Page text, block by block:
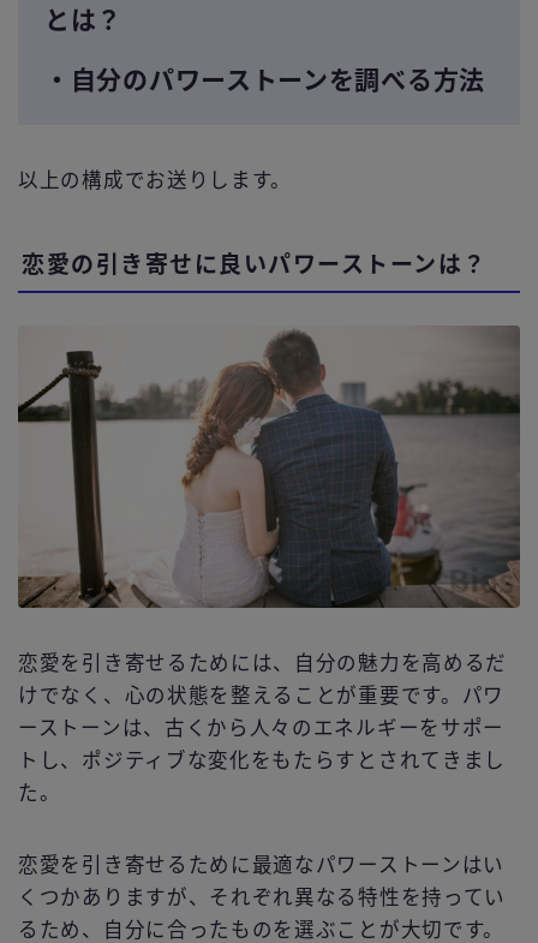
とは？
・自分のパワーストーンを調べる方法
以上の構成でお送りします。
恋愛の引き寄せに良いパワーストーンは？
恋愛を引き寄せるためには、自分の魅力を高めるだ
けでなく、心の状態を整えることが重要です。パワ
ーストーンは、古くから人々のエネルギーをサポー
トし、ポジティブな変化をもたらすとされてきまし
た。
恋愛を引き寄せるために最適なパワーストーンはい
くつかありますが、それぞれ異なる特性を持ってい
るため、自分に合ったものを選ぶことが大切です。